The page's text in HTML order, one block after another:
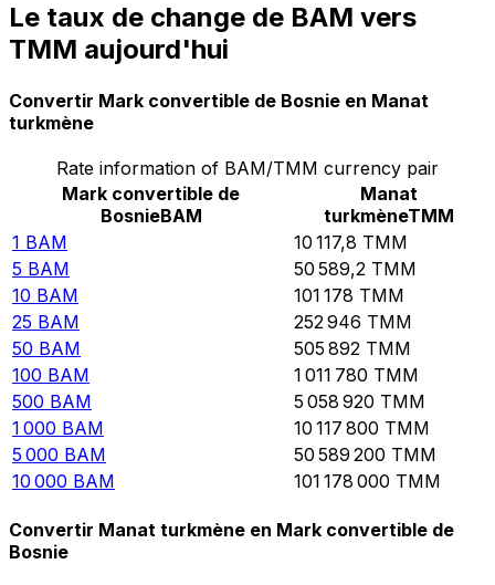
Le taux de change de BAM vers
TMM aujourd'hui
Convertir Mark convertible de Bosnie en Manat
turkmène
Rate information of BAM/TMM currency pair
Mark convertible de
BosnieBAM
Manat
turkmèneTMM
1 BAM 10 117,8 TMM
5 BAM 50 589,2 TMM
10 BAM 101 178 TMM
25 BAM 252 946 TMM
50 BAM 505 892 TMM
100 BAM 1 011 780 TMM
500 BAM 5 058 920 TMM
1 000 BAM 10 117 800 TMM
5 000 BAM 50 589 200 TMM
10 000 BAM 101 178 000 TMM
Convertir Manat turkmène en Mark convertible de
Bosnie